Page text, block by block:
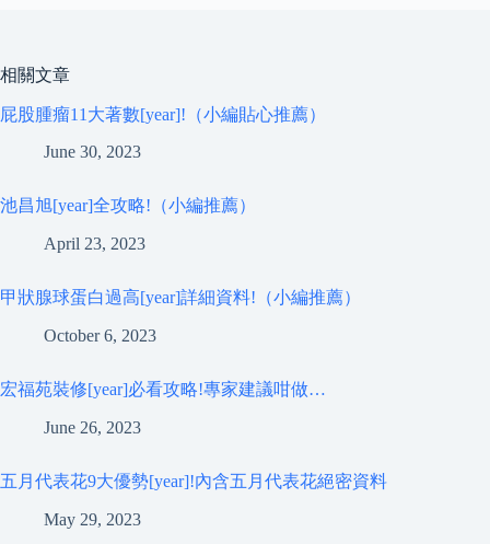
相關文章
屁股腫瘤11大著數[year]!（小編貼心推薦）
June 30, 2023
池昌旭[year]全攻略!（小編推薦）
April 23, 2023
甲狀腺球蛋白過高[year]詳細資料!（小編推薦）
October 6, 2023
宏福苑裝修[year]必看攻略!專家建議咁做…
June 26, 2023
五月代表花9大優勢[year]!內含五月代表花絕密資料
May 29, 2023